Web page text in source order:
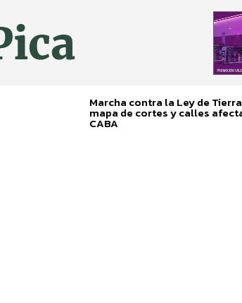
Marcha contra la Ley de
mapa de cortes y calles
CABA